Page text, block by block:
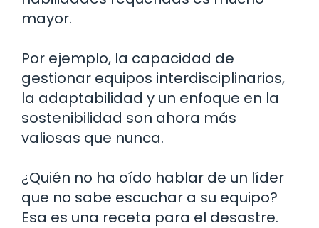
mayor.
Por ejemplo, la capacidad de
gestionar equipos interdisciplinarios,
la adaptabilidad y un enfoque en la
sostenibilidad son ahora más
valiosas que nunca.
¿Quién no ha oído hablar de un líder
que no sabe escuchar a su equipo?
Esa es una receta para el desastre.